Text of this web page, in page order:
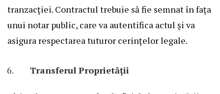
tranzacției. Contractul trebuie să fie semnat în fața
unui notar public, care va autentifica actul și va
asigura respectarea tuturor cerințelor legale.
Transferul Proprietății